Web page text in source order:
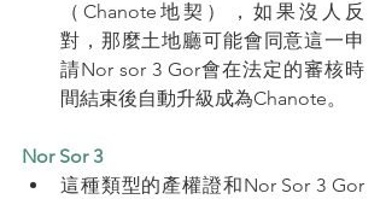
（Chanote地契），如果沒人反
對，那麼土地廳可能會同意這一申
請Nor sor 3 Gor會在法定的審核時
間結束後自動升級成為Chanote。
Nor Sor 3
這種類型的產權證和Nor Sor 3 Gor